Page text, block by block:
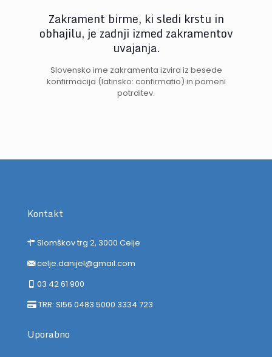
Zakrament birme, ki sledi krstu in
obhajilu, je zadnji izmed zakramentov
uvajanja.
Slovensko ime zakramenta izvira iz besede
konfirmacija (latinsko: confirmatio) in pomeni
potrditev.
Kontakt
Slomškov trg 2, 3000 Celje
celje.danijel@gmail.com
03 42 61 900
TRR: SI56 0483 5000 3334 723
Uporabno